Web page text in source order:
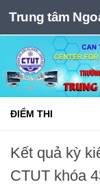
Skip to content
Trung tâm
ĐIỂM THI
Kết quả kỳ
CTUT khóa